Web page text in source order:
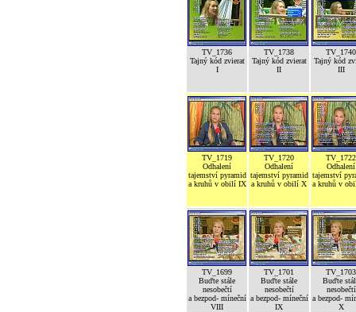
TV_1736
Tajný kód zvierat
I
TV_1738
Tajný kód zvierat
II
TV_1740
Tajný kód
III
TV_1719
Odhalení
tajemství pyramid
a kruhů v obilí IX
TV_1720
Odhalení
tajemství pyramid
a kruhů v obilí X
TV_1722
Odhalení
tajemství
a kruhů v
TV_1699
Buďte stále
nesobečtí
a bezpod- míneční
VIII
TV_1701
Buďte stále
nesobečtí
a bezpod- míneční
IX
TV_1703
Buďte
nesobečtí
a bezpod-
X